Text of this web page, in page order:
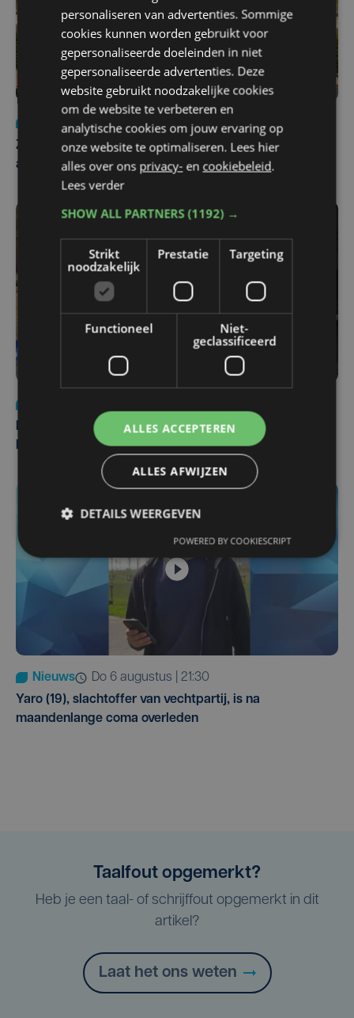
Nieuws Update
za 1 augustus | 17:21
Zwaar ongeval op E403 in Izegem: drie rijstroken
afgesloten
Man en vrouw dood aangetroffen in woning in Sint-
Pieters Brugge
Nieuws
do 6 augustus | 21:30
Yaro (19), slachtoffer van vechtpartij, is na
maandenlange coma overleden
Taalfout opgemerkt?
Heb je een taal- of schrijffout opgemerkt in dit
artikel?
Laat het ons weten
personaliseren van advertenties. Sommige
cookies kunnen worden gebruikt voor
gepersonaliseerde doeleinden in niet
gepersonaliseerde advertenties. Deze
website gebruikt noodzakelijke cookies
om de website te verbeteren en
analytische cookies om jouw ervaring op
onze website te optimaliseren. Lees hier
alles over ons privacy- en cookiebeleid.
Lees verder
SHOW ALL PARTNERS(1192) →
Strikt
noodzakelijk
Prestatie Targeting
Functioneel
Niet-
geclassificeerd
ALLES ACCEPTEREN
ALLES AFWIJZEN
DETAILS WEERGEVEN
POWERED BY COOKIESCRIPT